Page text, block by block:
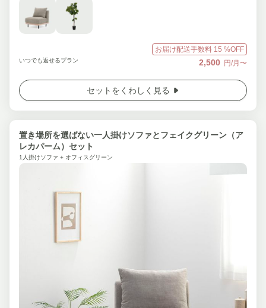
お届け配送手数料 15 %OFF
いつでも返せるプラン 2,500 円/月〜
セットをくわしく見る
置き場所を選ばない一人掛けソファとフェイクグリーン（ア
レカパーム）セット
1人掛けソファ + オフィスグリーン